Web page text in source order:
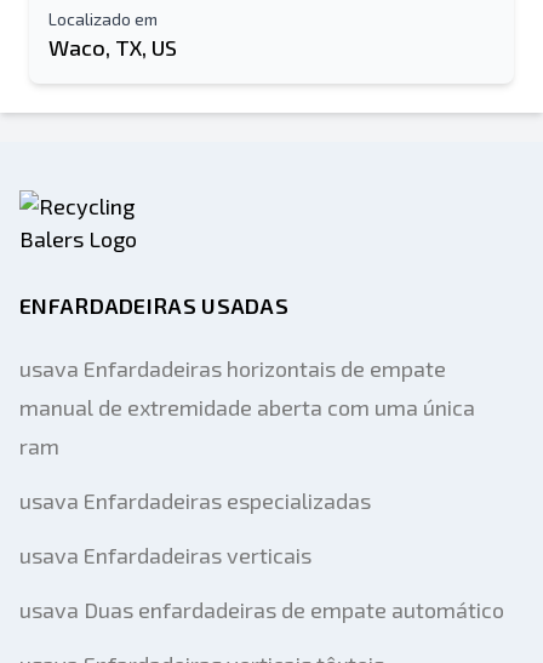
Localizado em
Waco, TX, US
ENFARDADEIRAS USADAS
usava Enfardadeiras horizontais de empate
manual de extremidade aberta com uma única
ram
usava Enfardadeiras especializadas
usava Enfardadeiras verticais
usava Duas enfardadeiras de empate automático